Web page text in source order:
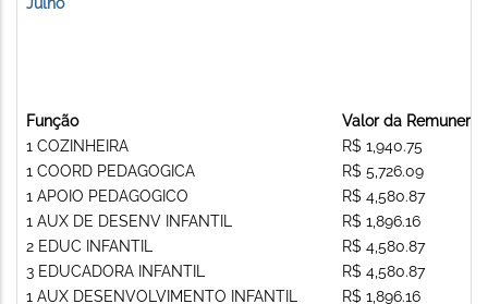
Função
1 COZINHEIRA
1 COORD PEDAGOGICA
1 APOIO PEDAGOGICO
1 AUX DE DESENV INFANTIL
2 EDUC INFANTIL
3 EDUCADORA INFANTIL
1 AUX DESENVOLVIMENTO INFANTIL
Valor da
R$ 1,940.75
R$ 5,726.09
R$ 4,580.87
R$ 1,896.16
R$ 4,580.87
R$ 4,580.87
R$ 1,896.16